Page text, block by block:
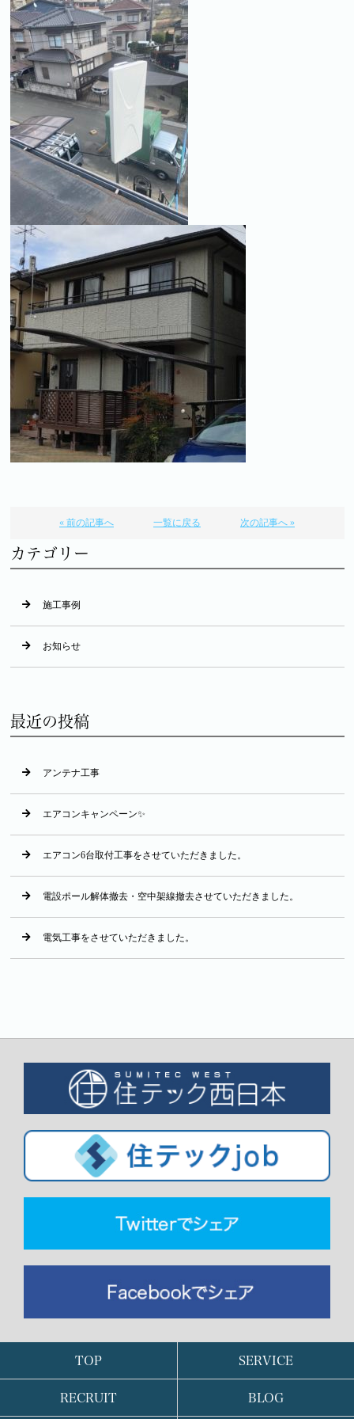
« 前の記事へ 一覧に戻る 次の記事へ »
カテゴリー
施工事例
お知らせ
最近の投稿
アンテナ工事
エアコンキャンペーン✨
エアコン6台取付工事をさせていただきました。
電設ポール解体撤去・空中架線撤去させていただきました。
電気工事をさせていただきました。
TOP SERVICE
RECRUIT BLOG